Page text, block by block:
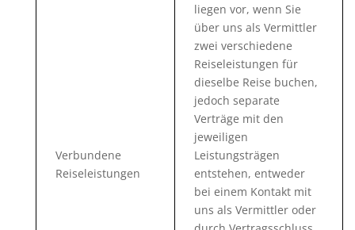
Verbundene
Reiseleistungen
liegen vor, wenn Sie
über uns als Vermittler
zwei verschiedene
Reiseleistungen für
dieselbe Reise buchen,
jedoch separate
Verträge mit den
jeweiligen
Leistungsträgen
entstehen, entweder
bei einem Kontakt mit
uns als Vermittler oder